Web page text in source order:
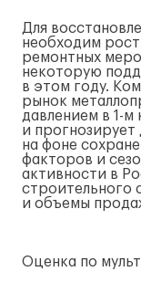
Для
необходим
ремонтных
некоторую
в этом году.
рынок
давлением в 1-м
и прогнозирует
на фоне
факторов и
активности в
строительного
и объемы
Оценка по